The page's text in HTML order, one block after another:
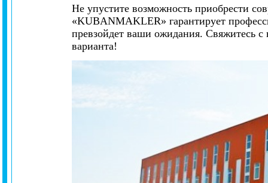
Не упустите возможность приобрести
«KUBANMAKLER» гарантирует
превзойдет ваши ожидания. Свяжитесь с
варианта!